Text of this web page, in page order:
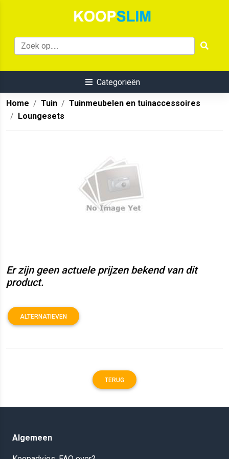
Categorieën
Home Tuin
Tuinmeubelen en tuinaccessoires
Loungesets
Er zijn geen actuele prijzen bekend van dit
product.
ALTERNATIEVEN
TERUG
Algemeen